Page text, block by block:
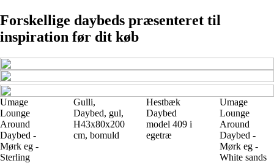
Forskellige daybeds præsenteret til
inspiration før dit køb
Umage
Lounge
Around
Daybed -
Mørk eg -
Sterling
Gulli,
Daybed, gul,
H43x80x200
cm, bomuld
Hestbæk
Daybed
model 409 i
egetræ
Umage
Lounge
Around
Daybed -
Mørk eg -
White sands